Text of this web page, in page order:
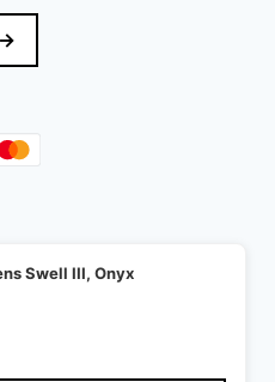
Swell III, Onyx